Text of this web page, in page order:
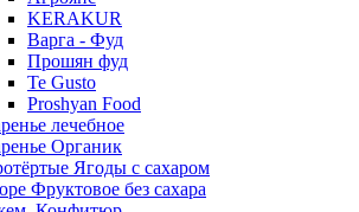
KERAKUR
Варга - Фуд
Прошян фуд
Te Gusto
Proshyan Food
лечебное
Органик
Ягоды с сахаром
Фруктовое без сахара